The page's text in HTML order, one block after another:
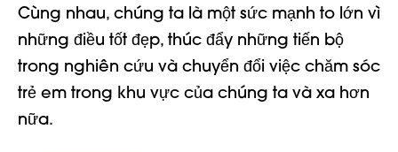
Cùng nhau, chúng ta là một sức mạnh to lớn vì
những điều tốt đẹp, thúc đẩy những tiến bộ
trong nghiên cứu và chuyển đổi việc chăm sóc
trẻ em trong khu vực của chúng ta và xa hơn
nữa.